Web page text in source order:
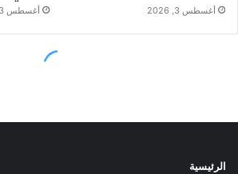
الرئيسية